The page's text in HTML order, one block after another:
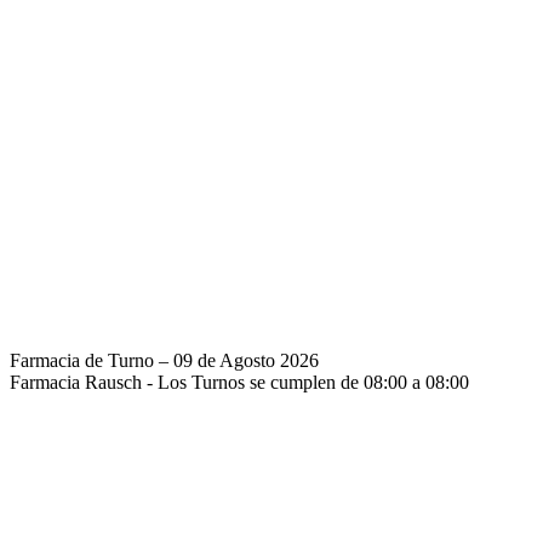
Farmacia de Turno – 09 de Agosto 2026
Farmacia Rausch - Los Turnos se cumplen de 08:00 a 08:00